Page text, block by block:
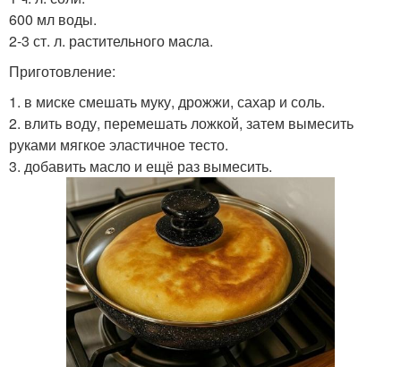
600 мл воды.
2-3 ст. л. растительного масла.
Приготовление:
1. в миске смешать муку, дрожжи, сахар и соль.
2. влить воду, перемешать ложкой, затем вымесить
руками мягкое эластичное тесто.
3. добавить масло и ещё раз вымесить.